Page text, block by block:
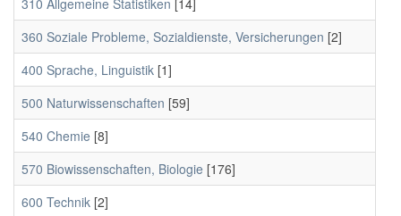
310 Allgemeine Statistiken [14]
360 Soziale Probleme, Sozialdienste, Versicherungen [2]
400 Sprache, Linguistik [1]
500 Naturwissenschaften [59]
540 Chemie [8]
570 Biowissenschaften, Biologie [176]
600 Technik [2]